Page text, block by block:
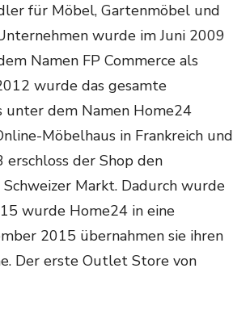
für Möbel, Gartenmöbel und
wurde im Juni 2009
Namen FP Commerce als
wurde das gesamte
unter dem Namen Home24
Möbelhaus in Frankreich und
erschloss der Shop den
Markt. Dadurch wurde
wurde Home24 in eine
2015 übernahmen sie ihren
Der erste Outlet Store von